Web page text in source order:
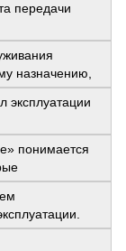
передачи
назначению,
эксплуатации
понимается